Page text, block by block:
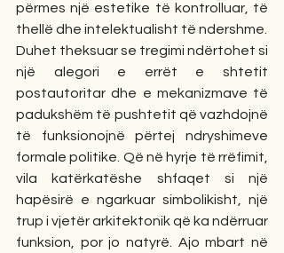
përmes një estetike të kontrolluar, të
thellë dhe intelektualisht të ndershme.
Duhet theksuar se tregimi ndërtohet si
një alegori e errët e shtetit
postautoritar dhe e mekanizmave të
padukshëm të pushtetit që vazhdojnë
të funksionojnë përtej ndryshimeve
formale politike. Që në hyrje të rrëfimit,
vila katërkatëshe shfaqet si një
hapësirë e ngarkuar simbolikisht, një
trup i vjetër arkitektonik që ka ndërruar
funksion, por jo natyrë. Ajo mbart në